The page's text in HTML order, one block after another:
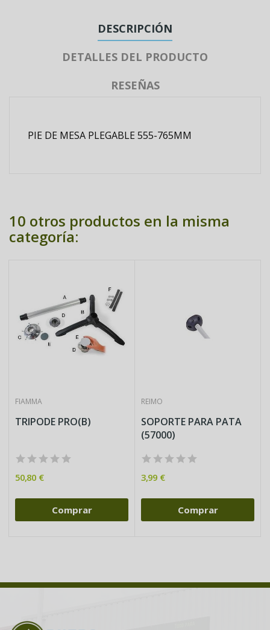
DESCRIPCIÓN
DETALLES DEL PRODUCTO
RESEÑAS
PIE DE MESA PLEGABLE 555-765MM
10 otros productos en la misma
categoría:
FIAMMA
TRIPODE PRO(B)
50,80 €
Comprar
REIMO
SOPORTE PARA PATA
(57000)
3,99 €
Comprar